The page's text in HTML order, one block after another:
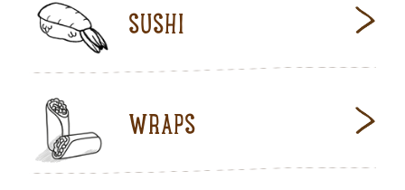
SUSHI
WRAPS